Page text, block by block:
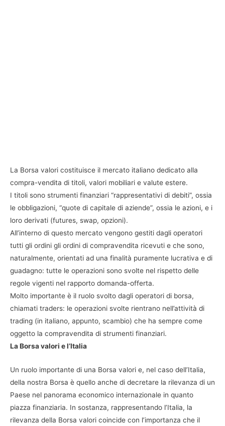
La Borsa valori costituisce il mercato italiano dedicato alla
compra-vendita di titoli, valori mobiliari e valute estere.
I titoli sono strumenti finanziari “rappresentativi di debiti”, ossia
le obbligazioni, “quote di capitale di aziende”, ossia le azioni, e i
loro derivati (futures, swap, opzioni).
All’interno di questo mercato vengono gestiti dagli operatori
tutti gli ordini gli ordini di compravendita ricevuti e che sono,
naturalmente, orientati ad una finalità puramente lucrativa e di
guadagno: tutte le operazioni sono svolte nel rispetto delle
regole vigenti nel rapporto domanda-offerta.
Molto importante è il ruolo svolto dagli operatori di borsa,
chiamati traders: le operazioni svolte rientrano nell’attività di
trading (in italiano, appunto, scambio) che ha sempre come
oggetto la compravendita di strumenti finanziari.
La Borsa valori e l’Italia
Un ruolo importante di una Borsa valori e, nel caso dell’Italia,
della nostra Borsa è quello anche di decretare la rilevanza di un
Paese nel panorama economico internazionale in quanto
piazza finanziaria. In sostanza, rappresentando l’Italia, la
rilevanza della Borsa valori coincide con l’importanza che il